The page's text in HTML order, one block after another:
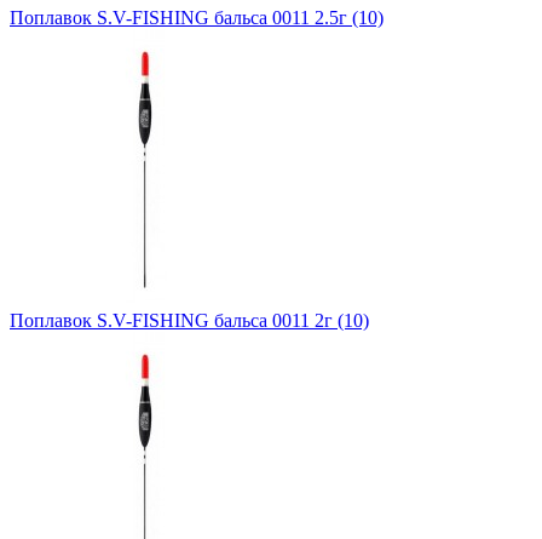
Поплавок S.V-FISHING бальса 0011 2.5г (10)
Поплавок S.V-FISHING бальса 0011 2г (10)